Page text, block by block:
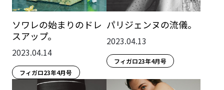
ソワレの始まりのドレ
スアップ。
2023.04.14
フィガロ23年4月号
パリジェンヌの流儀。
2023.04.13
フィガロ23年4月号